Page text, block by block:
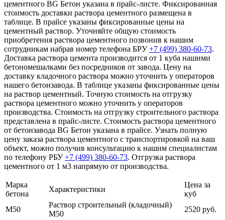
цементного BG Бетон указана в прайс-листе. Фиксированная
стоимость доставки раствора цементного размещена в
таблице. В прайсе указаны фиксированные цены на
цементный раствор. Уточняйте общую стоимость
приобретения раствора цементного позвонив к нашим
сотрудникам набрав номер телефона БРУ+7 (499) 380-60-73.
Доставка раствора цемента производится от 1 куба нашими
бетономешалками без посредников от завода. Цену на
доставку кладочного раствора можно уточнить у операторов
нашего бетонзавода. В таблице указаны фиксированные цены
на раствор цементный. Точную стоимость на отгрузку
раствора цементного можно уточнить у операторов
производства. Стоимость на отгрузку строительного раствора
представлена в прайс-листе. Стоимость раствора цементного
от бетонзавода BG Бетон указана в прайсе. Узнать полную
цену заказа раствора цементного с транспортировкой на ваш
объект, можно получив консультацию к нашим специалистам
по телефону РБУ+7 (499) 380-60-73. Отгрузка раствора
цементного от 1 м3 напрямую от производства.
Марка
бетона
Характеристики
Цена за
куб
М50
Раствор строительный (кладочный)
М50
2520 руб.